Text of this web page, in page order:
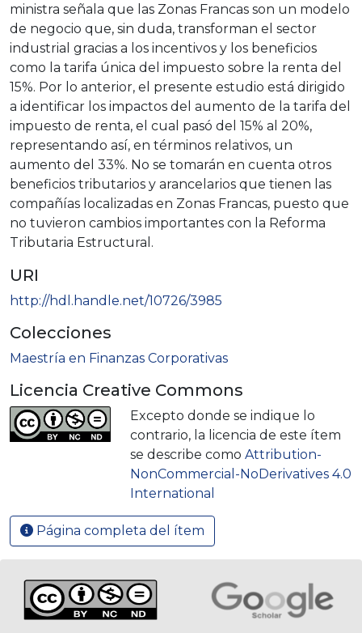
ministra señala que las Zonas Francas son un modelo
de negocio que, sin duda, transforman el sector
industrial gracias a los incentivos y los beneficios
como la tarifa única del impuesto sobre la renta del
15%. Por lo anterior, el presente estudio está dirigido
a identificar los impactos del aumento de la tarifa del
impuesto de renta, el cual pasó del 15% al 20%,
representando así, en términos relativos, un
aumento del 33%. No se tomarán en cuenta otros
beneficios tributarios y arancelarios que tienen las
compañías localizadas en Zonas Francas, puesto que
no tuvieron cambios importantes con la Reforma
Tributaria Estructural.
URI
http://hdl.handle.net/10726/3985
Colecciones
Maestría en Finanzas Corporativas
Licencia Creative Commons
Excepto donde se indique lo
contrario, la licencia de este ítem
se describe como Attribution-
NonCommercial-NoDerivatives 4.0
International
Página completa del ítem